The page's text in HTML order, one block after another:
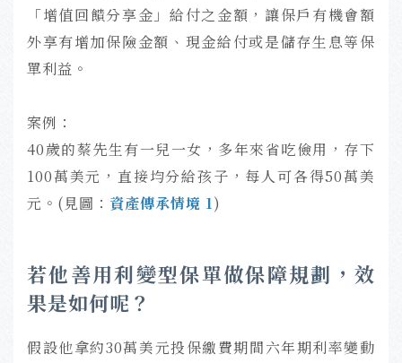
「增值回饋分享金」給付之金額，讓保戶有機會額
外享有增加保險金額、現金給付或是儲存生息等保
單利益。
案例：
40歲的蔡先生有一兒一女，多年來省吃儉用，存下
100萬美元，直接均分給孩子，每人可各得50萬美
元。(見圖： 資產傳承情境 1)
若他善用利變型保單做保障規劃，效
果是如何呢？
假設他拿約30萬美元投保繳費期間六年期利率變動